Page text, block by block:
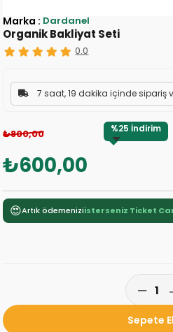
Organik Bakliyat Seti
0.0
7 saat, 19 dakika içinde sipariş
₺800,00 %25 İndirim
₺600,00
Marka : Dardanel
😍Artık ödemeniziisterseniz Ticket